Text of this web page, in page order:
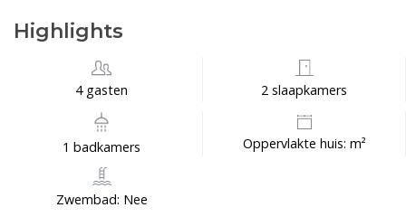
Highlights
4 gasten 2 slaapkamers
1 badkamers Oppervlakte huis: m²
Zwembad: Nee